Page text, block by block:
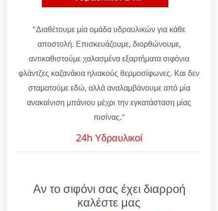
"Διαθέτουμε μία ομάδα υδραυλικών για κάθε
αποστολή. Επισκευάζουμε, διορθώνουμε,
αντικαθιστούμε χαλασμένα εξαρτήματα σιφόνια
φλάντζες καζανάκια ηλιακούς θερμοσίφωνες. Και δεν
σταματούμε εδώ, αλλά αναλαμβάνουμε από μία
ανακαίνιση μπάνιου μέχρι την εγκατάσταση μίας
πισίνας."
24h Υδραυλικοί
Αν το σιφόνι σας έχει διαρροή
καλέστε μας